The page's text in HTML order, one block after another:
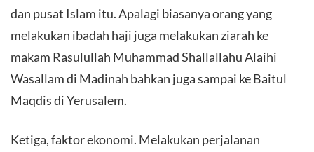
dan pusat Islam itu. Apalagi biasanya orang yang
melakukan ibadah haji juga melakukan ziarah ke
makam Rasulullah Muhammad Shallallahu Alaihi
Wasallam di Madinah bahkan juga sampai ke Baitul
Maqdis di Yerusalem.
Ketiga, faktor ekonomi. Melakukan perjalanan